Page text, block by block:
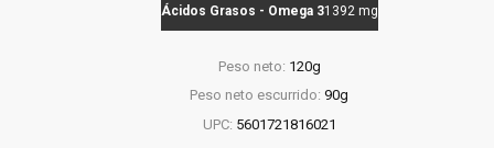
Ácidos Grasos - Omega 31392 mg
Peso neto: 120g
Peso neto escurrido: 90g
UPC: 5601721816021